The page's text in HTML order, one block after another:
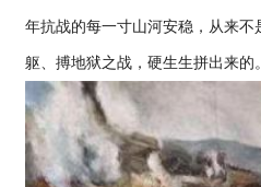
年抗战的每一寸山河安稳，从来不
躯、搏地狱之战，硬生生拼出来的。